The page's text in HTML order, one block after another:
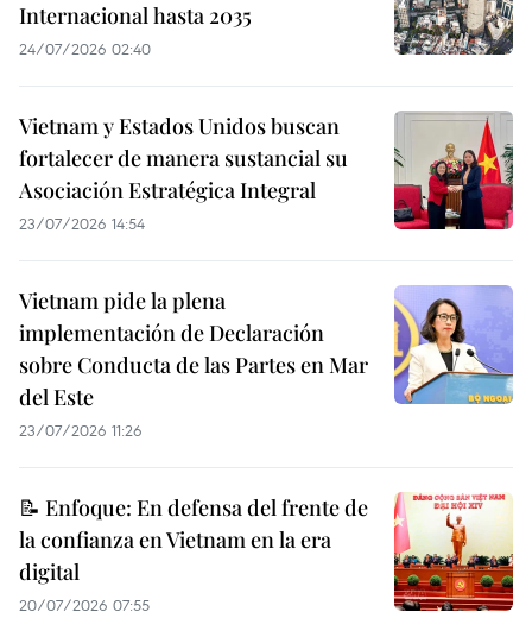
Internacional hasta 2035
24/07/2026 02:40
Vietnam y Estados Unidos buscan
fortalecer de manera sustancial su
Asociación Estratégica Integral
23/07/2026 14:54
Vietnam pide la plena
implementación de Declaración
sobre Conducta de las Partes en Mar
del Este
23/07/2026 11:26
📝 Enfoque: En defensa del frente de
la confianza en Vietnam en la era
digital
20/07/2026 07:55